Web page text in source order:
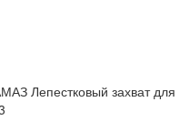
Лепестковый захват для